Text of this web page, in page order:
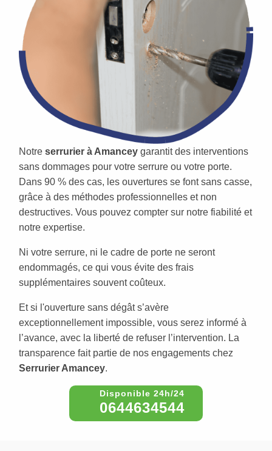
Notre serrurier à Amancey garantit des interventions
sans dommages pour votre serrure ou votre porte.
Dans 90 % des cas, les ouvertures se font sans casse,
grâce à des méthodes professionnelles et non
destructives. Vous pouvez compter sur notre fiabilité et
notre expertise.
Ni votre serrure, ni le cadre de porte ne seront
endommagés, ce qui vous évite des frais
supplémentaires souvent coûteux.
Et si l'ouverture sans dégât s’avère
exceptionnellement impossible, vous serez informé à
l’avance, avec la liberté de refuser l’intervention. La
transparence fait partie de nos engagements chez
Serrurier Amancey.
0644634544